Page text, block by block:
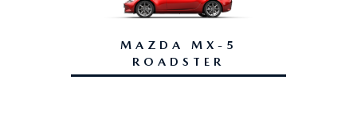
MAZDA MX-5
ROADSTER